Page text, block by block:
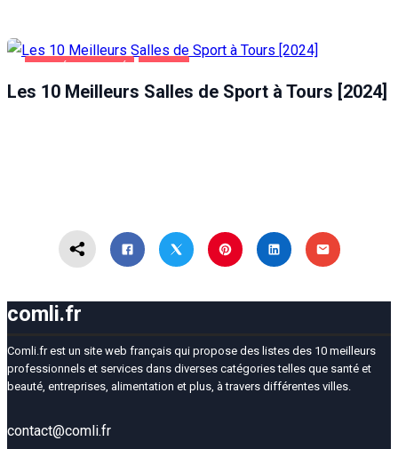
Les 10 Meilleurs Salles de Sport à Tours [2024]
comli.fr
Comli.fr est un site web français qui propose des listes des 10 meilleurs
professionnels et services dans diverses catégories telles que santé et
beauté, entreprises, alimentation et plus, à travers différentes villes.
contact@comli.fr